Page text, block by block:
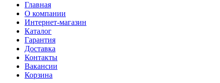
Главная
О компании
Интернет-магазин
Каталог
Гарантия
Доставка
Контакты
Вакансии
Корзина